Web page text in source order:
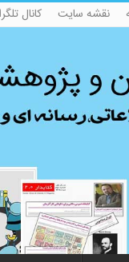
نقشه سایت کانال